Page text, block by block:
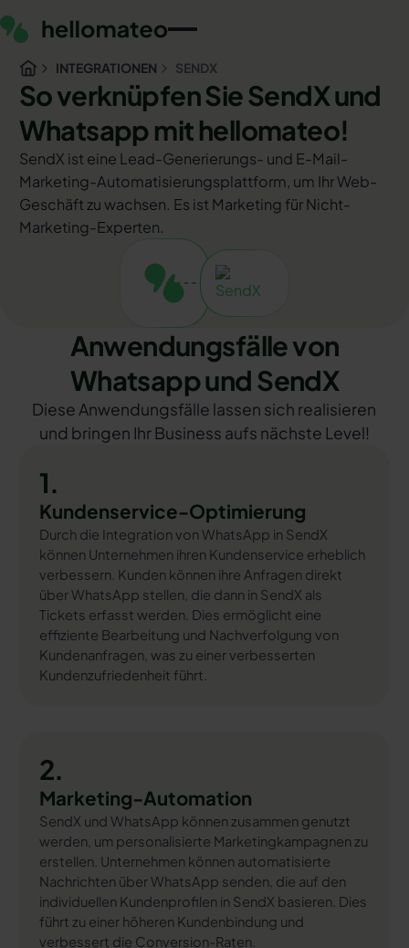
INTEGRATIONEN SENDX
So verknüpfen Sie SendX und
Whatsapp mit hellomateo!
SendX ist eine Lead-Generierungs- und E-Mail-
Marketing-Automatisierungsplattform, um Ihr Web-
Geschäft zu wachsen. Es ist Marketing für Nicht-
Marketing-Experten.
Anwendungsfälle von
Whatsapp und SendX
Diese Anwendungsfälle lassen sich realisieren
und bringen Ihr Business aufs nächste Level!
1.
Kundenservice-Optimierung
Durch die Integration von WhatsApp in SendX
können Unternehmen ihren Kundenservice erheblich
verbessern. Kunden können ihre Anfragen direkt
über WhatsApp stellen, die dann in SendX als
Tickets erfasst werden. Dies ermöglicht eine
effiziente Bearbeitung und Nachverfolgung von
Kundenanfragen, was zu einer verbesserten
Kundenzufriedenheit führt.
2.
Marketing-Automation
SendX und WhatsApp können zusammen genutzt
werden, um personalisierte Marketingkampagnen zu
erstellen. Unternehmen können automatisierte
Nachrichten über WhatsApp senden, die auf den
individuellen Kundenprofilen in SendX basieren. Dies
führt zu einer höheren Kundenbindung und
verbessert die Conversion-Raten.